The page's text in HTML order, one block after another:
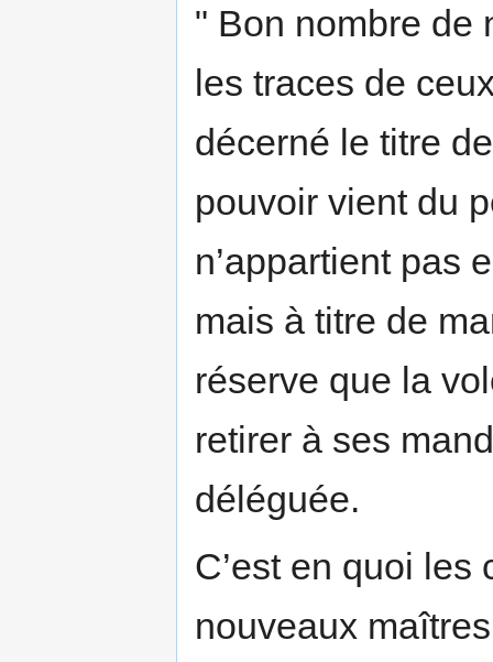
" Bon nombre de
les traces de
décerné le titre
pouvoir vient du
n’appartient pas
mais à titre de
réserve que la
retirer à ses
déléguée.
C’est en quoi
nouveaux